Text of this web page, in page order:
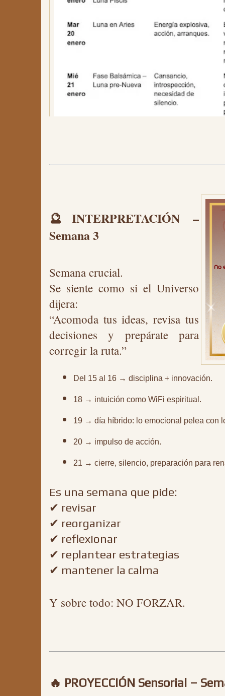
🔮 INTERPRETACIÓN –
Semana 3
Semana crucial.
Se siente como si el Universo
dijera:
“Acomoda tus ideas, revisa tus
decisiones y prepárate para
corregir la ruta.”
Del 15 al 16 → disciplina + innovación.
18 → intuición como WiFi espiritual.
19 → día híbrido: lo emocional pelea con
20 → impulso de acción.
21 → cierre, silencio, preparación para
Es una semana que pide:
✔ revisar
✔ reorganizar
✔ reflexionar
✔ replantear estrategias
✔ mantener la calma
Y sobre todo: NO FORZAR.
🔥 PROYECCIÓN Sensorial –